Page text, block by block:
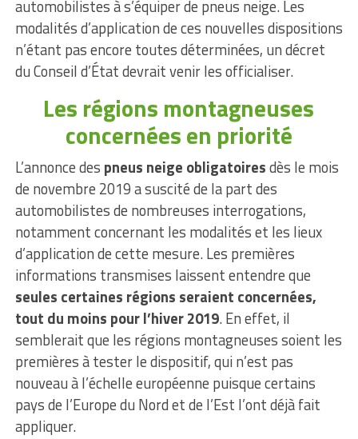
automobilistes à s’équiper de pneus neige. Les
modalités d’application de ces nouvelles dispositions
n’étant pas encore toutes déterminées, un décret
du Conseil d’État devrait venir les officialiser.
Les régions montagneuses
concernées en priorité
L’annonce des pneus neige obligatoiresdès le mois
de novembre 2019 a suscité de la part des
automobilistes de nombreuses interrogations,
notamment concernant les modalités et les lieux
d’application de cette mesure. Les premières
informations transmises laissent entendre que
seules certaines régions seraient concernées,
tout du moins pour l’hiver 2019. En effet, il
semblerait que les régions montagneuses soient les
premières à tester le dispositif, qui n’est pas
nouveau à l’échelle européenne puisque certains
pays de l’Europe du Nord et de l’Est l’ont déjà fait
appliquer.